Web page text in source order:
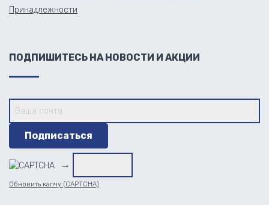
Принадлежности
ПОДПИШИТЕСЬ НА НОВОСТИ И АКЦИИ
→
Обновить капчу (CAPTCHA)